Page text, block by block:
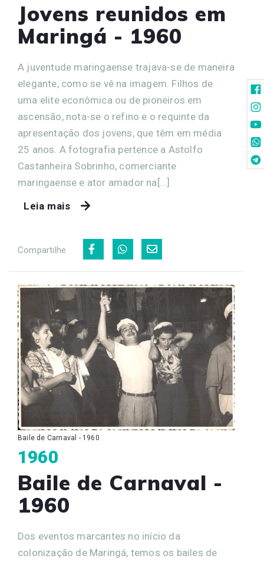
Jovens reunidos em
Maringá - 1960
A juventude maringaense trajava-se de maneira
elegante, como se vê na imagem. Filhos de
uma elite econômica ou de pioneiros em
ascensão, nota-se o refino e o requinte da
apresentação dos jovens, que têm em média
25 anos. A fotografia pertence a Astolfo
Castanheira Sobrinho, comerciante
maringaense e ator amador na[...]
Leia mais
Compartilhe
Baile de Carnaval - 1960
1960
Baile de Carnaval -
1960
Dos eventos marcantes no início da
colonização de Maringá, temos os bailes de